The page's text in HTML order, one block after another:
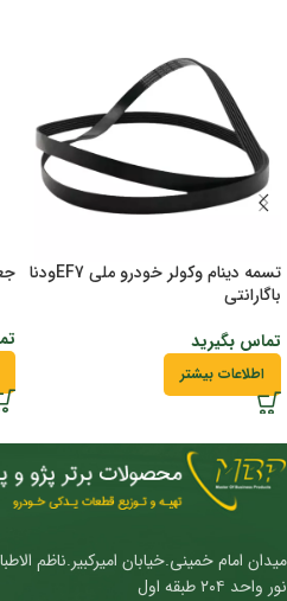
تسمه دینام وکولر خودرو ملی EF7ودنا
باگارانتی
تماس بگیرید
اطلاعات بیشتر
میدان امام خمینی.خیابان امیرکبیر.ناظم
نور واحد ۲۰۴ طبقه اول